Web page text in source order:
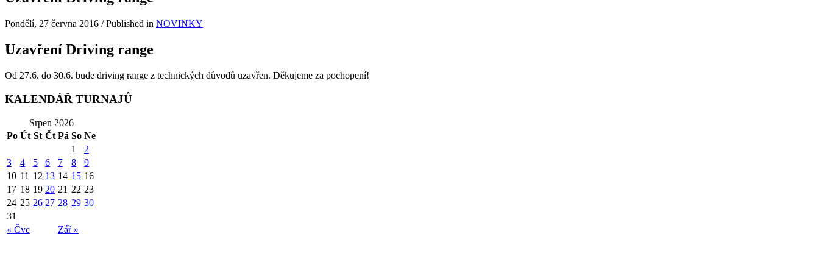
Pondělí, 27 června 2016 /Published in NOVINKY
Uzavření Driving range
Od 27.6. do 30.6. bude driving range z technických důvodů uzavřen. Děkujeme za pochopení!
KALENDÁŘ TURNAJŮ
Srpen 2026
Po Út St Čt Pá So Ne
« Čvc Zář »
1
2
3
4 5 6 7 8
9
10 11 12 13 14 15 16
17 18 19 20 21 22 23
24 25 26 27 28 29 30
31